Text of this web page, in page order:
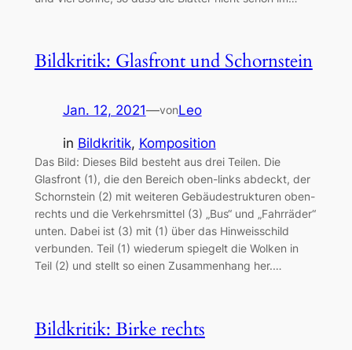
Bildkritik: Glasfront und Schornstein
Jan. 12, 2021—vonLeo
in Bildkritik, Komposition
Das Bild: Dieses Bild besteht aus drei Teilen. Die
Glasfront (1), die den Bereich oben-links abdeckt, der
Schornstein (2) mit weiteren Gebäudestrukturen oben-
rechts und die Verkehrsmittel (3) „Bus“ und „Fahrräder“
unten. Dabei ist (3) mit (1) über das Hinweisschild
verbunden. Teil (1) wiederum spiegelt die Wolken in
Teil (2) und stellt so einen Zusammenhang her.…
Bildkritik: Birke rechts